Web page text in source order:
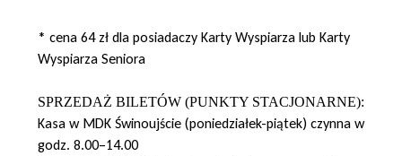
* cena 64 zł dla posiadaczy Karty Wyspiarza lub Karty
Wyspiarza Seniora
SPRZEDAŻ BILETÓW (PUNKTY STACJONARNE):
Kasa w MDK Świnoujście (poniedziałek-piątek) czynna w
godz. 8.00–14.00